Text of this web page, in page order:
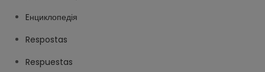
Eнциклопедія
Respostas
Respuestas